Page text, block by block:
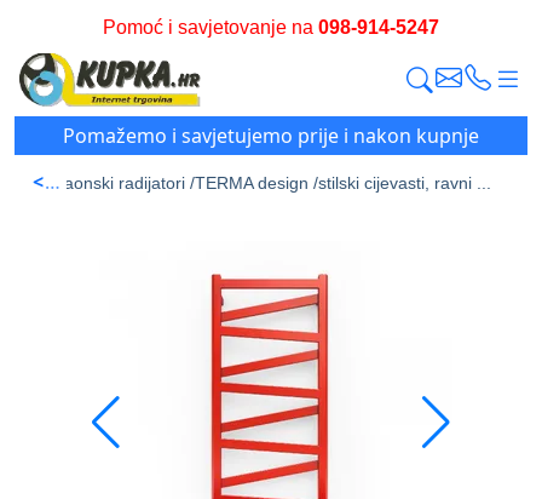
Pomoć i savjetovanje na 098-914-5247
Pomažemo i savjetujemo prije i nakon kupnje
<
/Kupaonski radijatori /TERMA design /stilski cijevasti, ravni ...